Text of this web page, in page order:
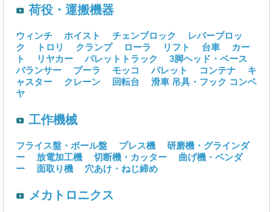
荷役・運搬機器
ウィンチ ホイスト チェンブロック
レバーブロッ
ク
トロリ クランプ ローラ リフト 台車
カー
ト
リヤカー パレットトラック
3脚ヘッド・ベース
バランサー
プーラ モッコ パレット コンテナ
キ
ャスター
クレーン 回転台 滑車 吊具・フック コンベ
ヤ
工作機械
フライス盤・ボール盤 プレス機
研磨機・グラインダ
ー
放電加工機 切断機・カッター
曲げ機・ベンダ
ー
面取り機 穴あけ・ねじ締め
メカトロニクス